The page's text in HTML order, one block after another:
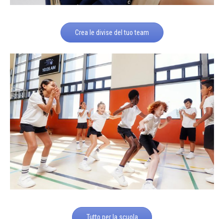
Crea le divise del tuo team
Tutto per la scuola